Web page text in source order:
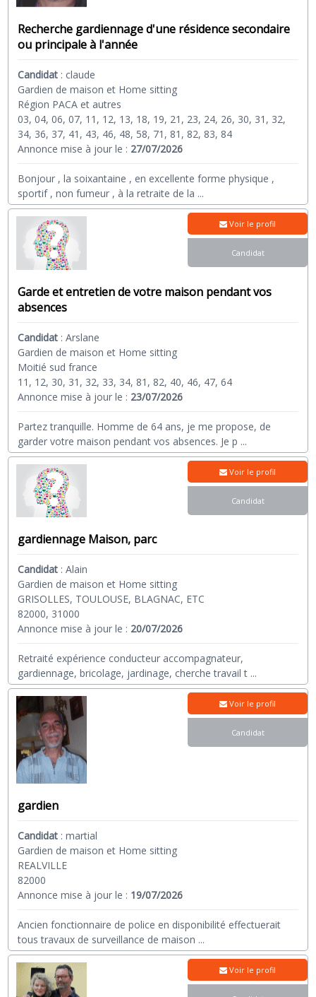
Recherche gardiennage d'une résidence secondaire
ou principale à l'année
Candidat : claude
Gardien de maison et Home sitting
Région PACA et autres
03, 04, 06, 07, 11, 12, 13, 18, 19, 21, 23, 24, 26, 30, 31, 32,
34, 36, 37, 41, 43, 46, 48, 58, 71, 81, 82, 83, 84
Annonce mise à jour le : 27/07/2026
Bonjour , la soixantaine , en excellente forme physique ,
sportif , non fumeur , à la retraite de la ...
Garde et entretien de votre maison pendant vos
absences
Candidat :Arslane
Gardien de maison et Home sitting
Moitié sud france
11, 12, 30, 31, 32, 33, 34, 81, 82, 40, 46, 47, 64
Annonce mise à jour le : 23/07/2026
Partez tranquille. Homme de 64 ans, je me propose, de
garder votre maison pendant vos absences. Je p ...
Voir le profil
Candidat
gardiennage Maison, parc
Candidat :Alain
Gardien de maison et Home sitting
GRISOLLES, TOULOUSE, BLAGNAC, ETC
82000, 31000
Annonce mise à jour le : 20/07/2026
Retraité expérience conducteur accompagnateur,
gardiennage, bricolage, jardinage, cherche travail t ...
Voir le profil
Candidat
gardien
Candidat :martial
Gardien de maison et Home sitting
REALVILLE
82000
Annonce mise à jour le : 19/07/2026
Ancien fonctionnaire de police en disponibilité effectuerait
tous travaux de surveillance de maison ...
Voir le profil
Candidat
Voir le profil